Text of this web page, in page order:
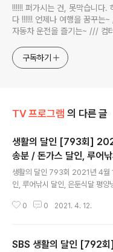
!!!!!! 퍼가시는 건, 못막습니다.
다 !!!!!! 언제나 여행을 꿈꾸
자동차 운전을 즐기는~ /// 컴
식하는 미드가 있는~ /// 사회
구독하기
TV 프로그램 의 다른 글
생활의 달인 [793회]
송분 / 돈가스 달인, 루어
평양냉면 달인, 리코더 달
/ 서울시 마포구 서교동 카
사동 카페 당옥
생활의 달인 793회 2021년 4월
인, 루어낚시 달인, 은둔식달 평양
달인 하강웅 (男 / 38세 / 경력 10
2053 루어낚시 달인 김영헌 (男
0 0 2021. 4. 12.
SBS 생활의 달인 [792